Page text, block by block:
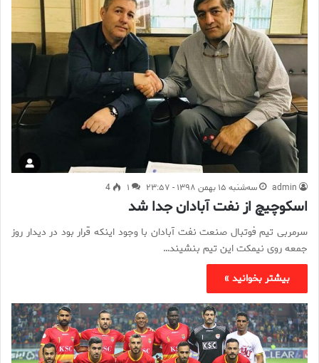
admin سه‌شنبه ۱۵ بهمن ۱۳۹۸ - ۲۳:۵۷ ۱ 4
اسکوچیچ از نفت آبادان جدا شد
سرمربی تیم فوتبال صنعت نفت آبادان با وجود اینکه قرار بود در دیدار روز
جمعه روی نیمکت این تیم بنشیند…
بیشتر بخوانید »